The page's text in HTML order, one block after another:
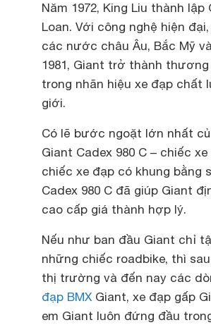
Năm 1972, King Liu thành
Loan. Với công nghệ hiện
các nước châu Âu, Bắc Mỹ
1981, Giant trở thành
trong nhãn hiệu xe đạp
giới.
Có lẽ bước ngoặt lớn nhất
Giant Cadex 980 C – chiếc
chiếc xe đạp có khung bằng
Cadex 980 C đã giúp Giant
cao cấp giá thành hợp lý.
Nếu như ban đầu Giant chỉ
những chiếc roadbike, thì
thị trường và đến nay các
đạp BMXGiant, xe đạp gấp
em Giant luôn đứng đầu